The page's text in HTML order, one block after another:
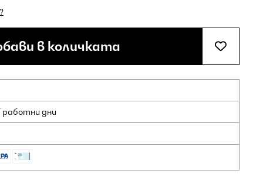
в количката
работни дни